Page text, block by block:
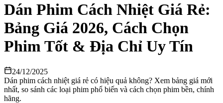
Dán Phim Cách Nhiệt Giá Rẻ:
Bảng Giá 2026, Cách Chọn
Phim Tốt & Địa Chỉ Uy Tín
24/12/2025
Dán phim cách nhiệt giá rẻ có hiệu quả không? Xem bảng giá mới
nhất, so sánh các loại phim phổ biến và cách chọn phim bền, chính
hãng.